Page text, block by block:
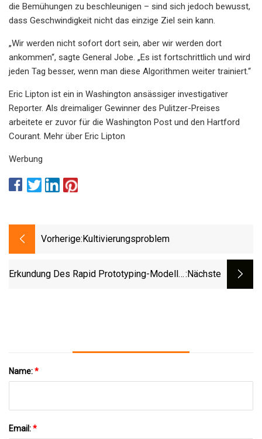
die Bemühungen zu beschleunigen – sind sich jedoch bewusst,
dass Geschwindigkeit nicht das einzige Ziel sein kann.
„Wir werden nicht sofort dort sein, aber wir werden dort
ankommen“, sagte General Jobe. „Es ist fortschrittlich und wird
jeden Tag besser, wenn man diese Algorithmen weiter trainiert.“
Eric Lipton ist ein in Washington ansässiger investigativer
Reporter. Als dreimaliger Gewinner des Pulitzer-Preises
arbeitete er zuvor für die Washington Post und den Hartford
Courant. Mehr über Eric Lipton
Werbung
Vorherige: Kultivierungsproblem
Erkundung Des Rapid Prototyping-Modells::nächste
Name:*
Email:*